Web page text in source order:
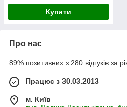
Купити
Про нас
89% позитивних з 280 відгуків за
Працює з 30.03.2013
м. Київ